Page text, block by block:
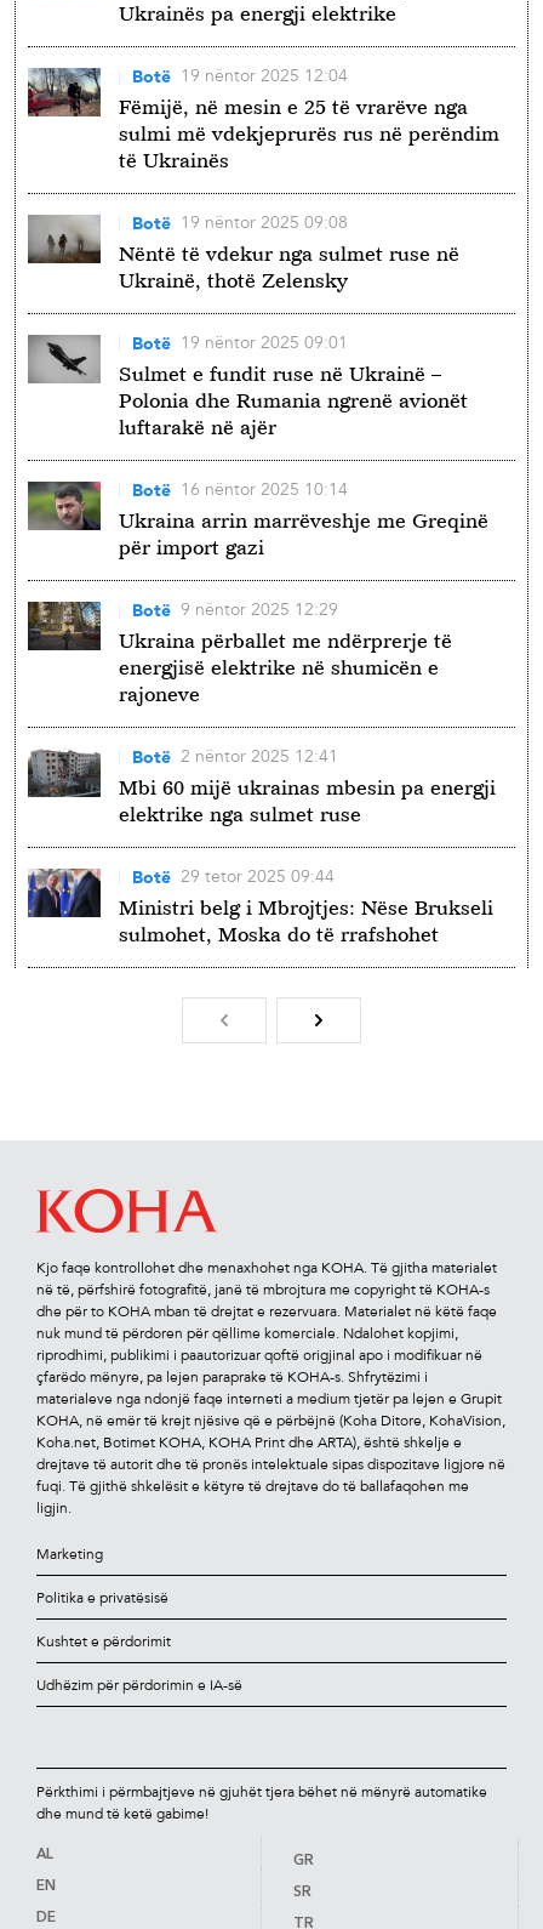
Ukrainës pa energji elektrike
Fëmijë, në mesin e 25 të vrarëve nga
sulmi më vdekjeprurës rus në perëndim
të Ukrainës
Botë 19 nëntor 2025 12:04
Nëntë të vdekur nga sulmet ruse në
Ukrainë, thotë Zelensky
Botë 19 nëntor 2025 09:08
Sulmet e fundit ruse në Ukrainë –
Polonia dhe Rumania ngrenë avionët
luftarakë në ajër
Botë 19 nëntor 2025 09:01
Ukraina arrin marrëveshje me Greqinë
për import gazi
Botë 16 nëntor 2025 10:14
Ukraina përballet me ndërprerje të
energjisë elektrike në shumicën e
rajoneve
Botë 9 nëntor 2025 12:29
Mbi 60 mijë ukrainas mbesin pa energji
elektrike nga sulmet ruse
Botë 2 nëntor 2025 12:41
Ministri belg i Mbrojtjes: Nëse Brukseli
sulmohet, Moska do të rrafshohet
Botë 29 tetor 2025 09:44
Kjo faqe kontrollohet dhe menaxhohet nga KOHA. Të gjitha materialet
në të, përfshirë fotograﬁtë, janë të mbrojtura me copyright të KOHA-s
dhe për to KOHA mban të drejtat e rezervuara. Materialet në këtë faqe
nuk mund të përdoren për qëllime komerciale. Ndalohet kopjimi,
riprodhimi, publikimi i paautorizuar qoftë origjinal apo i modiﬁkuar në
çfarëdo mënyre, pa lejen paraprake të KOHA-s. Shfrytëzimi i
materialeve nga ndonjë faqe interneti a medium tjetër pa lejen e Grupit
KOHA, në emër të krejt njësive që e përbëjnë (Koha Ditore, KohaVision,
Koha.net, Botimet KOHA, KOHA Print dhe ARTA), është shkelje e
drejtave të autorit dhe të pronës intelektuale sipas dispozitave ligjore në
fuqi. Të gjithë shkelësit e këtyre të drejtave do të ballafaqohen me
ligjin.
Marketing
Politika e privatësisë
Kushtet e përdorimit
Udhëzim për përdorimin e IA-së
Përkthimi i përmbajtjeve në gjuhët tjera bëhet në mënyrë automatike
dhe mund të ketë gabime!
AL
EN
DE
GR
SR
TR